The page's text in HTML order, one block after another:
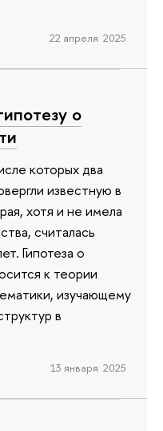
22 апреля 2025
о
которых два
известную в
хотя и не имела
считалась
Гипотеза о
к теории
изучающему
в
13 января 2025